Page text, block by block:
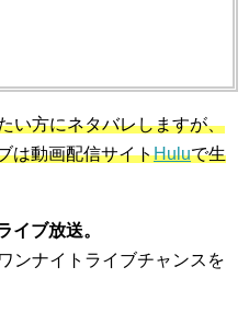
い方にネタバレしますが、
は動画配信サイトHuluで生
イブ放送。
ンナイトライブチャンスを